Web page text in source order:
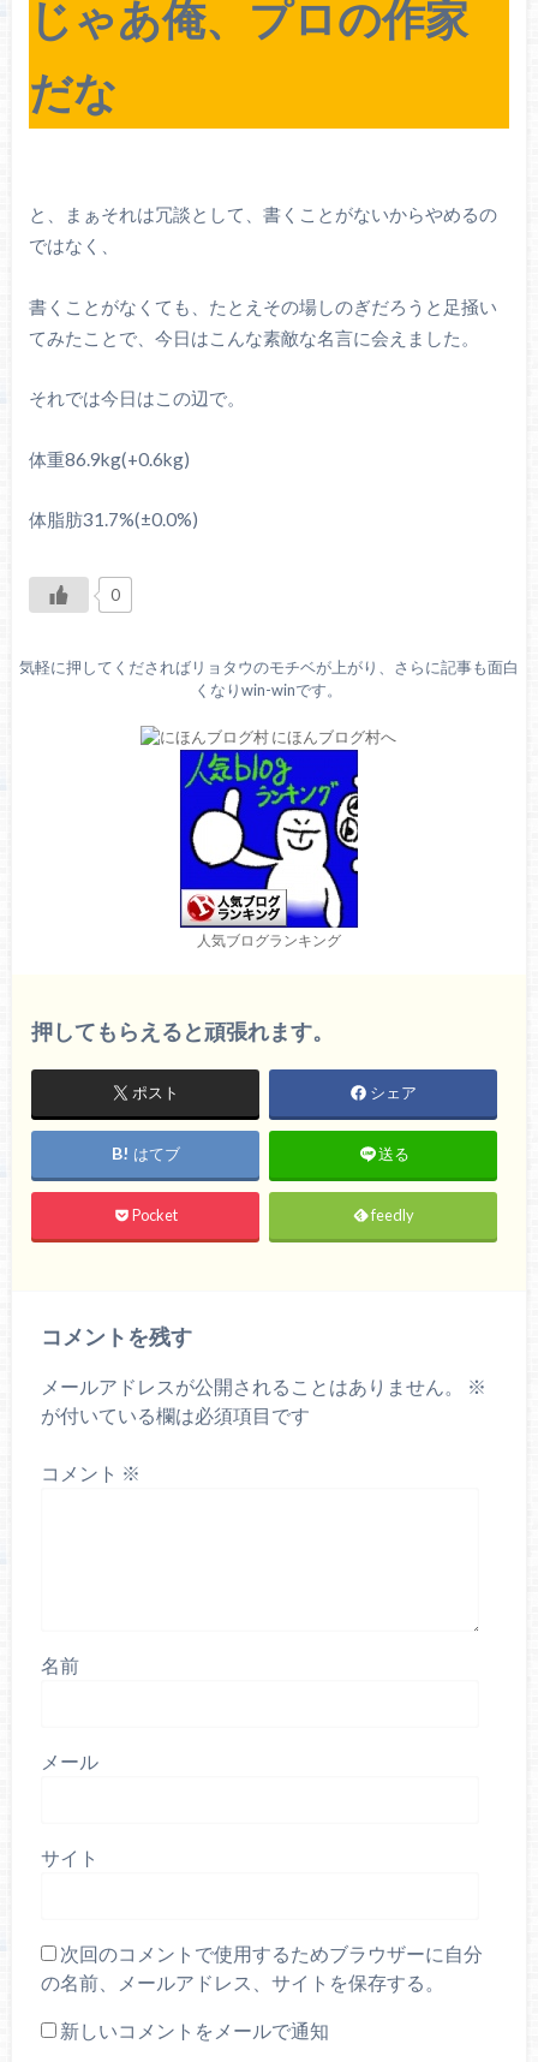
じゃあ俺、プロの作家
だな
と、まぁそれは冗談として、書くことがないからやめるの
ではなく、
書くことがなくても、たとえその場しのぎだろうと足掻い
てみたことで、今日はこんな素敵な名言に会えました。
それでは今日はこの辺で。
体重86.9kg(+0.6kg)
体脂肪31.7%(±0.0%)
0
気軽に押してくださればリョタウのモチベが上がり、さらに記事も面白
くなりwin-winです。
人気ブログランキング
押してもらえると頑張れます。
ポスト シェア
はてブ 送る
Pocket feedly
コメントを残す
メールアドレスが公開されることはありません。
※
が付いている欄は必須項目です
コメント ※
名前
メール
サイト
次回のコメントで使用するためブラウザーに自分
の名前、メールアドレス、サイトを保存する。
新しいコメントをメールで通知